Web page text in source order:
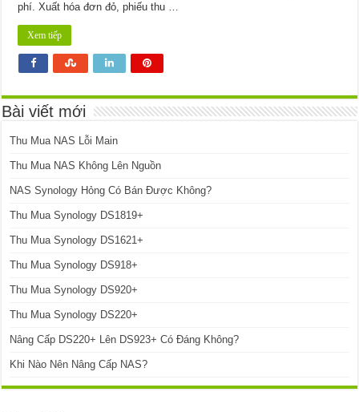
phí. Xuất hóa đơn đỏ, phiếu thu …
Xem tiếp
Bài viết mới
Thu Mua NAS Lỗi Main
Thu Mua NAS Không Lên Nguồn
NAS Synology Hỏng Có Bán Được Không?
Thu Mua Synology DS1819+
Thu Mua Synology DS1621+
Thu Mua Synology DS918+
Thu Mua Synology DS920+
Thu Mua Synology DS220+
Nâng Cấp DS220+ Lên DS923+ Có Đáng Không?
Khi Nào Nên Nâng Cấp NAS?